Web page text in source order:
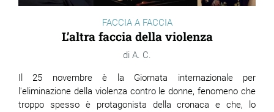
FACCIA A FACCIA
L’altra faccia della violenza
A. C.
Il 25 novembre è la Giornata internazionale per
l'eliminazione della violenza contro le donne, fenomeno che
troppo spesso è protagonista della cronaca e che, lo